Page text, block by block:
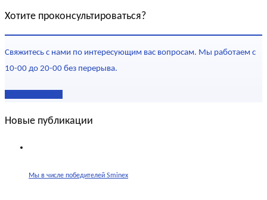
Хотите проконсультироваться?
Свяжитесь с нами по интересующим вас вопросам. Мы работаем с
10-00 до 20-00 без перерыва.
Новые публикации
Мы в числе победителей Sminex